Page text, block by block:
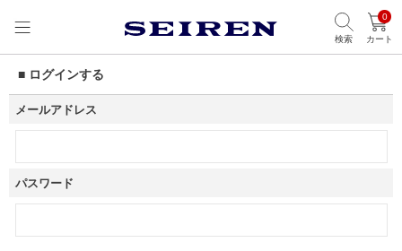
検索
0
カート
■ ログインする
メールアドレス
パスワード